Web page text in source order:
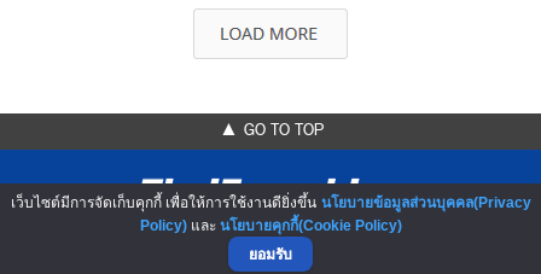
▲ GO TO TOP
เว็บไซต์มีการจัดเก็บคุกกี้ เพื่อให้การใช้งานดียิ่งขึ้น นโยบายข้อมูลส่วนบุคคล(Privacy
Policy)และ นโยบายคุกกี้(Cookie Policy)
ยอมรับ